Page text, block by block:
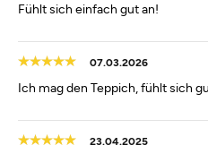
Fühlt sich einfach gut an!
07.03.2026
Ich mag den Teppich, fühlt sich
23.04.2025